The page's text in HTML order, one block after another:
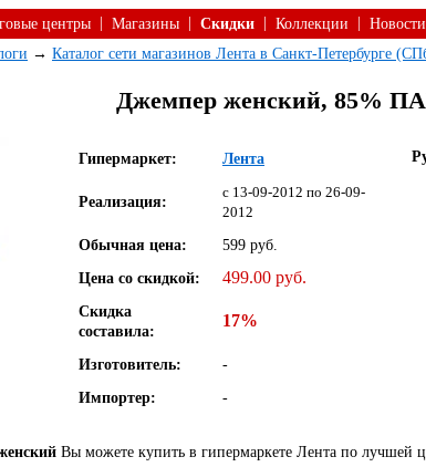
центры Магазины Скидки Коллекции Новости
→ Каталог сети магазинов Лента в Санкт-Петербурге
Джемпер женский, 85%
Гипермаркет: Лента
Реализация:
c 13-09-2012 по 26-09-
2012
Обычная цена:
599 руб.
Цена со скидкой:
499.00 руб.
Скидка
составила:
17%
Изготовитель:
-
Импортер:
-
Вы можете купить в гипермаркете Лента по лучшей